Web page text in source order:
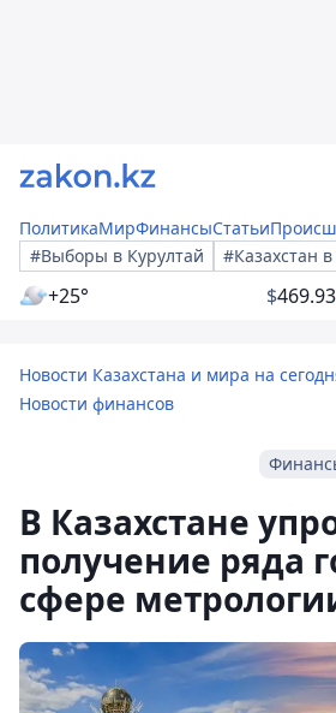
ПолитикаМирФинансыСтатьи
#Выборы в Курултай
#Казахстан
+25° $469.93
Новости Казахстана и мира на
Новости финансов
В Казахстане
получение ряда
сфере